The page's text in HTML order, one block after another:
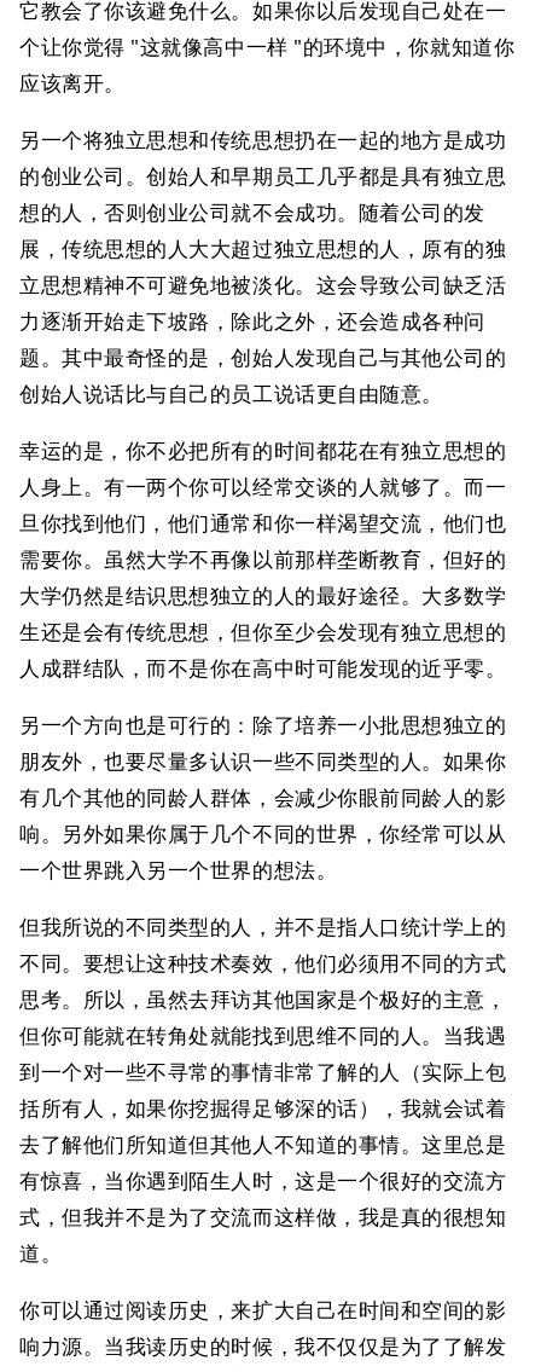
它教会了你该避免什么。如果你以后发现自己处在一
个让你觉得 "这就像高中一样 "的环境中，你就知道你
应该离开。
另一个将独立思想和传统思想扔在一起的地方是成功
的创业公司。创始人和早期员工几乎都是具有独立思
想的人，否则创业公司就不会成功。随着公司的发
展，传统思想的人大大超过独立思想的人，原有的独
立思想精神不可避免地被淡化。这会导致公司缺乏活
力逐渐开始走下坡路，除此之外，还会造成各种问
题。其中最奇怪的是，创始人发现自己与其他公司的
创始人说话比与自己的员工说话更自由随意。
幸运的是，你不必把所有的时间都花在有独立思想的
人身上。有一两个你可以经常交谈的人就够了。而一
旦你找到他们，他们通常和你一样渴望交流，他们也
需要你。虽然大学不再像以前那样垄断教育，但好的
大学仍然是结识思想独立的人的最好途径。大多数学
生还是会有传统思想，但你至少会发现有独立思想的
人成群结队，而不是你在高中时可能发现的近乎零。
另一个方向也是可行的：除了培养一小批思想独立的
朋友外，也要尽量多认识一些不同类型的人。如果你
有几个其他的同龄人群体，会减少你眼前同龄人的影
响。另外如果你属于几个不同的世界，你经常可以从
一个世界跳入另一个世界的想法。
但我所说的不同类型的人，并不是指人口统计学上的
不同。要想让这种技术奏效，他们必须用不同的方式
思考。所以，虽然去拜访其他国家是个极好的主意，
但你可能就在转角处就能找到思维不同的人。当我遇
到一个对一些不寻常的事情非常了解的人（实际上包
括所有人，如果你挖掘得足够深的话），我就会试着
去了解他们所知道但其他人不知道的事情。这里总是
有惊喜，当你遇到陌生人时，这是一个很好的交流方
式，但我并不是为了交流而这样做，我是真的很想知
道。
你可以通过阅读历史，来扩大自己在时间和空间的影
响力源。当我读历史的时候，我不仅仅是为了了解发